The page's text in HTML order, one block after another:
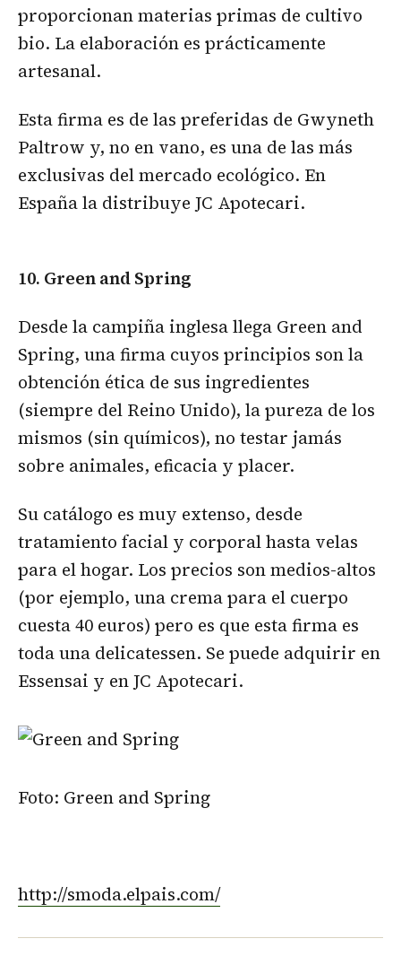
proporcionan materias primas de cultivo
bio. La elaboración es prácticamente
artesanal.
Esta firma es de las preferidas de Gwyneth
Paltrow y, no en vano, es una de las más
exclusivas del mercado ecológico. En
España la distribuye JC Apotecari.
10. Green and Spring
Desde la campiña inglesa llega Green and
Spring, una firma cuyos principios son la
obtención ética de sus ingredientes
(siempre del Reino Unido), la pureza de los
mismos (sin químicos), no testar jamás
sobre animales, eficacia y placer.
Su catálogo es muy extenso, desde
tratamiento facial y corporal hasta velas
para el hogar. Los precios son medios-altos
(por ejemplo, una crema para el cuerpo
cuesta 40 euros) pero es que esta firma es
toda una delicatessen. Se puede adquirir en
Essensai y en JC Apotecari.
Foto: Green and Spring
http://smoda.elpais.com/